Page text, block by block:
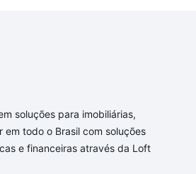
SP?
à venda em Vila Brandina,
a partir de R$ 0 e com
imobiliário as
ao seu orçamento. Se
soluções para imobiliárias,
em todo o Brasil com soluções
e financeiras através da Loft